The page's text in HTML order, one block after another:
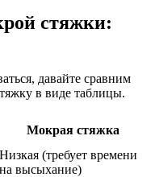
стяжки:
давайте сравним
в виде таблицы.
Мокрая стяжка
Низкая (требует времени
на высыхание)